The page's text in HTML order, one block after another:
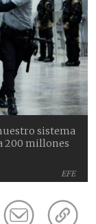
EFE
sistema
200 millones